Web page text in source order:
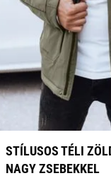
STÍLUSOS TÉLI
NAGY ZSEBEKKEL